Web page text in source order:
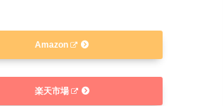
Amazon
楽天市場